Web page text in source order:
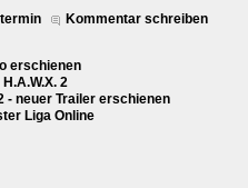
Kommentar schreiben
erschienen
2
- neuer Trailer erschienen
Liga Online